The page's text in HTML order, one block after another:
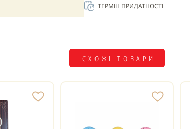
ТЕРМІН ПРИДАТНОСТІ
СХОЖІ ТОВАРИ